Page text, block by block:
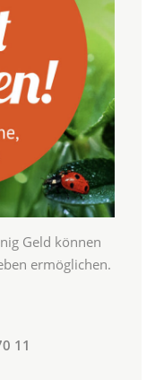
Geld können
ermöglichen.
11